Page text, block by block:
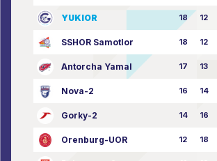
YUKIOR 18 12
SSHOR Samotlor 18 12
Antorcha Yamal 17 13
Nova-2 16 14
Gorky-2 14 16
Orenburg-UOR 12 18